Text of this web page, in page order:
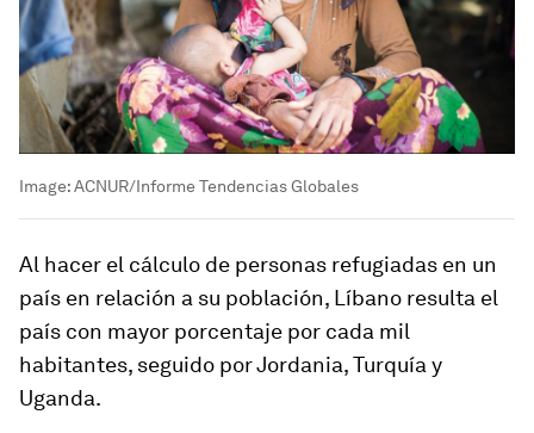
Image:ACNUR/Informe Tendencias Globales
Al hacer el cálculo de personas refugiadas en un
país en relación a su población, Líbano resulta el
país con mayor porcentaje por cada mil
habitantes, seguido por Jordania, Turquía y
Uganda.